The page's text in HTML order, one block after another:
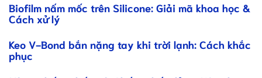
Biofilm nấm mốc trên Silicone: Giải mã khoa học &
Cách xử lý
Keo V-Bond bắn nặng tay khi trời lạnh: Cách khắc
phục